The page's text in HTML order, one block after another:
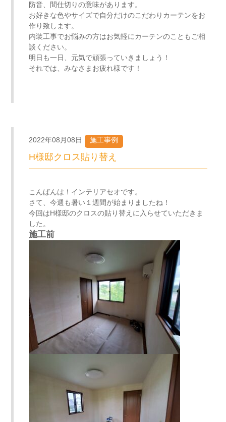
防音、間仕切りの意味があります。
お好きな色やサイズで自分だけのこだわりカーテンをお
作り致します。
内装工事でお悩みの方はお気軽にカーテンのこともご相
談ください。
明日も一日、元気で頑張っていきましょう！
それでは、みなさまお疲れ様です！
2022年08月08日 施工事例
H様邸クロス貼り替え
こんばんは！インテリアセオです。
さて、今週も暑い１週間が始まりましたね！
今回はH様邸のクロスの貼り替えに入らせていただきま
した。
施工前